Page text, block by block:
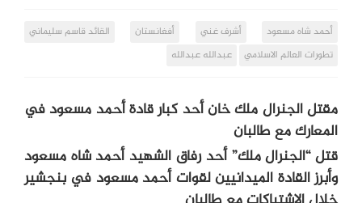
أحمد شاه مسعود أشرف غني أفغانستان
القائد قاسم سليماني
تطورات العالم الاسلامي
عبدالله عبدالله
مقتل الجنرال ملك خان أحد كبار قادة أحمد مسعود في
المعارك مع طالبان
قتل “الجنرال ملك” أحد رفاق الشهيد أحمد شاه مسعود
وأبرز القادة الميدانيين لقوات أحمد مسعود في بنجشير